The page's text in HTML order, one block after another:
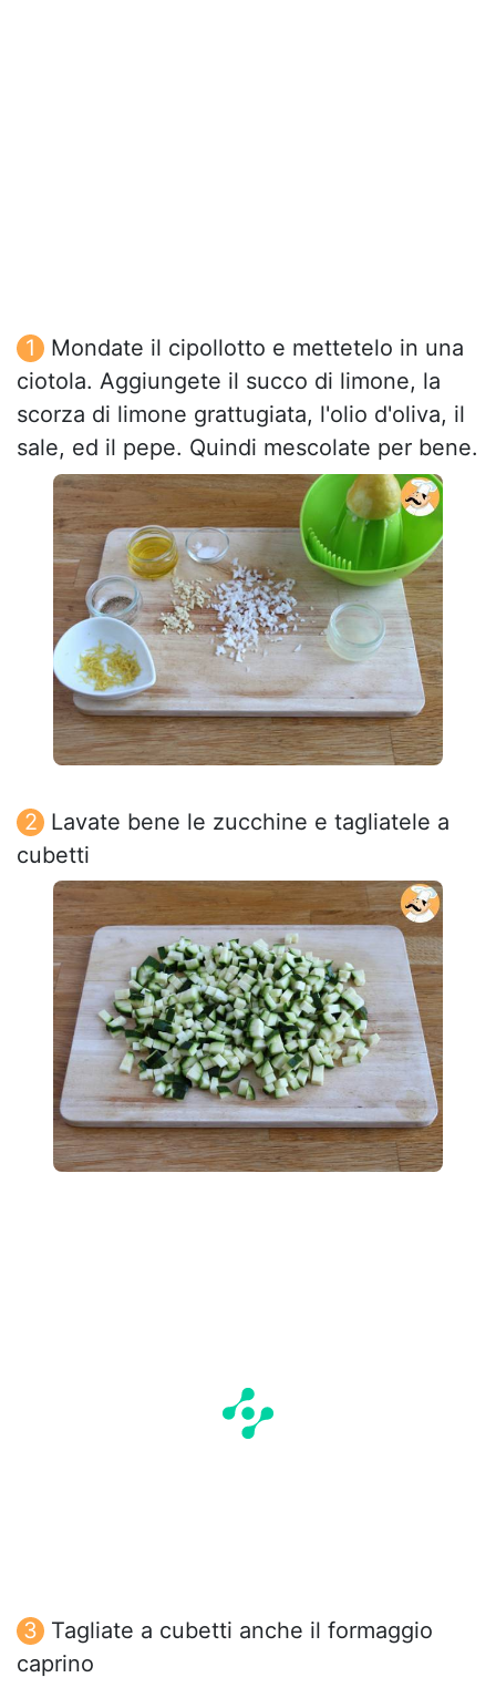
Mondate il cipollotto e mettetelo in una
ciotola. Aggiungete il succo di limone, la
scorza di limone grattugiata, l'olio d'oliva, il
sale, ed il pepe. Quindi mescolate per bene.
Lavate bene le zucchine e tagliatele a
cubetti
Tagliate a cubetti anche il formaggio
caprino